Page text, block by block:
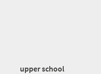
upper school